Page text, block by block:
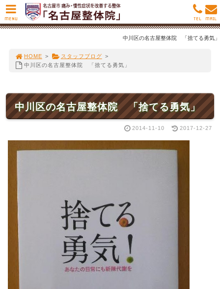
中川区の名古屋整体院 「捨てる勇気」
HOME > スタッフブログ >
中川区の名古屋整体院 「捨てる勇気」
中川区の名古屋整体院 「捨てる勇気」
2014-11-10 2017-12-27
MENU MAIL
TEL